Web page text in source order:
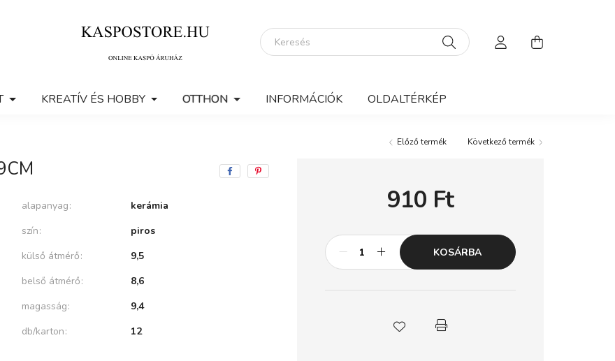
KREATÍV ÉS HOBBY OTTHON INFORMÁCIÓK OLDALTÉRKÉP
Előző termék Következő termék
alapanyag
kerámia
szín
piros
külső átmérő
9,5
belső átmérő
8,6
magasság
9,4
db/karton
12
910 Ft
KOSÁRBA